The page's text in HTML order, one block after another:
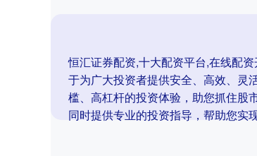
恒汇证券配资,十大配资平台,在线配
于为广大投资者提供安全、高效、灵
槛、高杠杆的投资体验，助您抓住股
同时提供专业的投资指导，帮助您实